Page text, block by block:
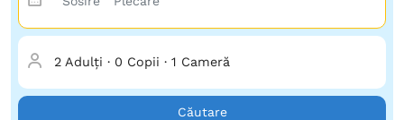
2 Adulți · 0 Copii · 1 Cameră
Căutare